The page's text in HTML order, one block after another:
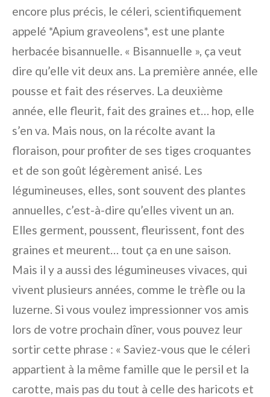
encore plus précis, le céleri, scientifiquement
appelé *Apium graveolens*, est une plante
herbacée bisannuelle. « Bisannuelle », ça veut
dire qu’elle vit deux ans. La première année, elle
pousse et fait des réserves. La deuxième
année, elle fleurit, fait des graines et… hop, elle
s’en va. Mais nous, on la récolte avant la
floraison, pour profiter de ses tiges croquantes
et de son goût légèrement anisé. Les
légumineuses, elles, sont souvent des plantes
annuelles, c’est-à-dire qu’elles vivent un an.
Elles germent, poussent, fleurissent, font des
graines et meurent… tout ça en une saison.
Mais il y a aussi des légumineuses vivaces, qui
vivent plusieurs années, comme le trèfle ou la
luzerne. Si vous voulez impressionner vos amis
lors de votre prochain dîner, vous pouvez leur
sortir cette phrase : « Saviez-vous que le céleri
appartient à la même famille que le persil et la
carotte, mais pas du tout à celle des haricots et